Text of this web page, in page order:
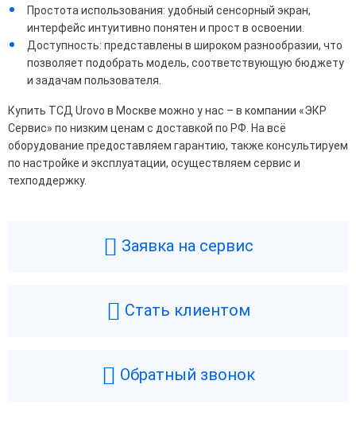
Простота использования: удобный сенсорный экран,
интерфейс интуитивно понятен и прост в освоении.
Доступность: представлены в широком разнообразии, что
позволяет подобрать модель, соответствующую бюджету
и задачам пользователя.
Купить ТСД Urovo в Москве можно у нас – в компании «ЭКР
Сервис» по низким ценам с доставкой по РФ. На всё
оборудование предоставляем гарантию, также консультируем
по настройке и эксплуатации, осуществляем сервис и
техподдержку.
Заявка на сервис
Стать клиентом
Обратный звонок